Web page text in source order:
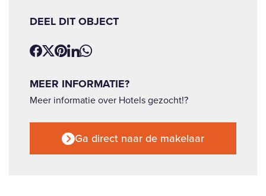
DEEL DIT OBJECT
MEER INFORMATIE?
Meer informatie over Hotels gezocht!?
Ga direct naar de makelaar